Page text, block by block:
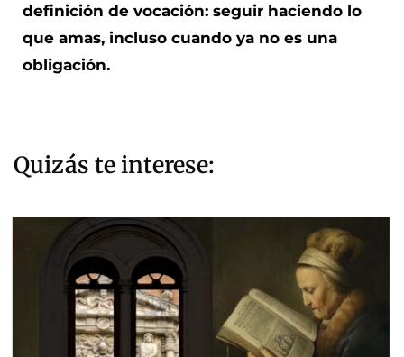
definición de vocación: seguir haciendo lo
que amas, incluso cuando ya no es una
obligación.
Quizás te interese: